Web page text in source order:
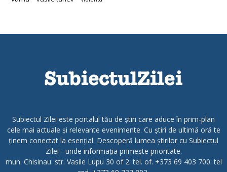
Subiectul Zilei este portalul tău de știri care aduce în prim-plan
cele mai actuale și relevante evenimente. Cu știri de ultimă oră te
ținem conectat la esențial. Descoperă lumea știrilor cu Subiectul
Zilei - unde informația primește prioritate.
mun. Chisinau. str. Vasile Lupu 30 of 2. tel. of. +373 69 403 700. tel